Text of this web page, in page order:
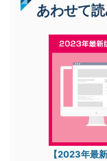
あわせて
【2023年最